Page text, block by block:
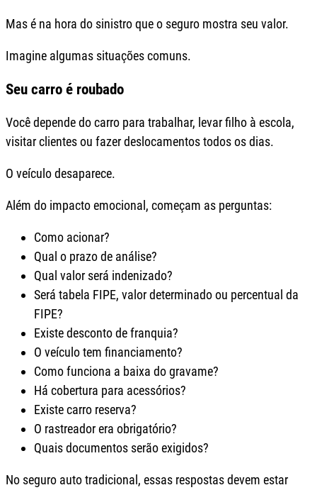
Mas é na hora do sinistro que o seguro mostra seu valor.
Imagine algumas situações comuns.
Seu carro é roubado
Você depende do carro para trabalhar, levar filho à escola,
visitar clientes ou fazer deslocamentos todos os dias.
O veículo desaparece.
Além do impacto emocional, começam as perguntas:
Como acionar?
Qual o prazo de análise?
Qual valor será indenizado?
Será tabela FIPE, valor determinado ou percentual da
FIPE?
Existe desconto de franquia?
O veículo tem financiamento?
Como funciona a baixa do gravame?
Há cobertura para acessórios?
Existe carro reserva?
O rastreador era obrigatório?
Quais documentos serão exigidos?
No seguro auto tradicional, essas respostas devem estar